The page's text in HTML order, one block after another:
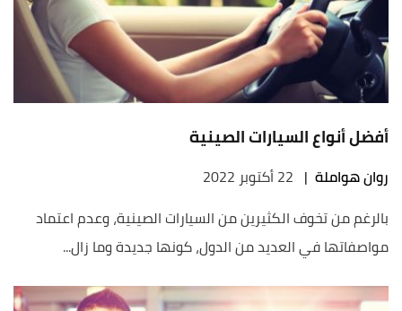
أفضل أنواع السيارات الصينية
روان هواملة | 22 أكتوبر 2022
بالرغم من تخوف الكثيرين من السيارات الصينية، وعدم اعتماد
مواصفاتها في العديد من الدول، كونها جديدة وما زال...